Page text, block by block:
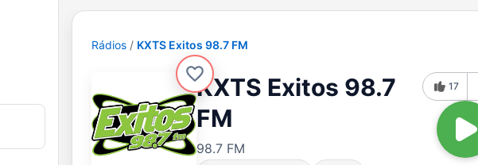
Rádios KXTS Exitos 98.7 FM
KXTS Exitos 98.7
FM
98.7 FM
17